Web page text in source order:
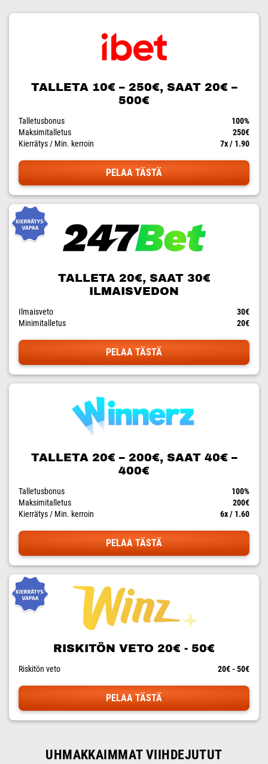
TALLETA 10€ – 250€, SAAT 20€ –
500€
Talletusbonus
100%
Maksimitalletus
250€
Kierrätys / Min. kerroin
7x / 1.90
PELAA TÄSTÄ
TALLETA 20€, SAAT 30€
ILMAISVEDON
Ilmaisveto
30€
Minimitalletus
20€
PELAA TÄSTÄ
TALLETA 20€ – 200€, SAAT 40€ –
400€
Talletusbonus
100%
Maksimitalletus
200€
Kierrätys / Min. kerroin
6x / 1.60
PELAA TÄSTÄ
RISKITÖN VETO 20€ - 50€
Riskitön veto 20€ - 50€
PELAA TÄSTÄ
UHMAKKAIMMAT VIIHDEJUTUT